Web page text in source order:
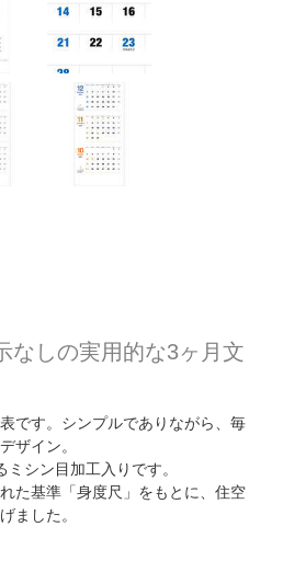
なしの実用的な3ヶ月文
です。シンプルでありながら、毎
ザイン。
シン目加工入りです。
た基準「身度尺」をもとに、住空
ました。